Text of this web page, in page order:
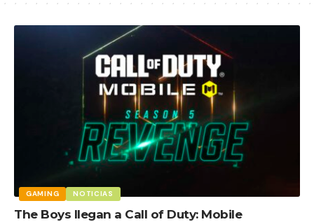
GAMING NOTICIAS
The Boys llegan a Call of Duty: Mobile